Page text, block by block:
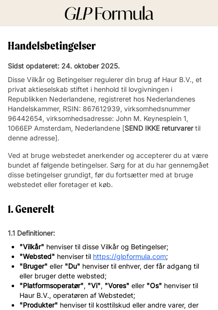
Handelsbetingelser
Sidst opdateret: 24. oktober 2025.
Disse Vilkår og Betingelser regulerer din brug af Haur B.V., et
privat aktieselskab stiftet i henhold til lovgivningen i
Republikken Nederlandene, registreret hos Nederlandenes
Handelskammer, RSIN: 867612939, virksomhedsnummer
96442654, virksomhedsadresse: John M. Keynesplein 1,
1066EP Amsterdam, Nederlandene [SEND IKKE returvarertil
denne adresse].
Ved at bruge webstedet anerkender og accepterer du at være
bundet af følgende betingelser. Sørg for at du har gennemgået
disse betingelser grundigt, før du fortsætter med at bruge
webstedet eller foretager et køb.
1. Generelt
1.1 Definitioner:
"Vilkår" henviser til disse Vilkår og Betingelser;
"Websted" henviser til https://glpformula.com;
"Bruger" eller "Du" henviser til enhver, der får adgang til
eller bruger dette websted;
"Platformsoperatør", "Vi", "Vores" eller "Os" henviser til
Haur B.V., operatøren af Webstedet;
"Produkter" henviser til kosttilskud eller andre varer, der